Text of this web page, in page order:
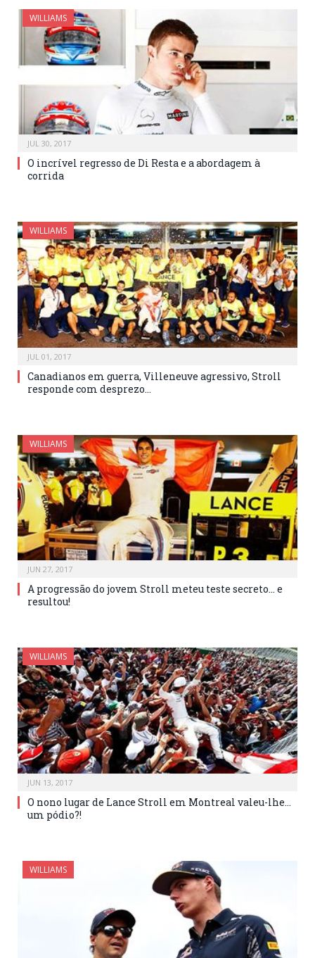
WILLIAMS
JUL 30, 2017
O incrível regresso de Di Resta e a abordagem à
corrida
WILLIAMS
JUL 01, 2017
Canadianos em guerra, Villeneuve agressivo, Stroll
responde com desprezo…
WILLIAMS
JUN 27, 2017
A progressão do jovem Stroll meteu teste secreto… e
resultou!
WILLIAMS
JUN 13, 2017
O nono lugar de Lance Stroll em Montreal valeu-lhe…
um pódio?!
WILLIAMS